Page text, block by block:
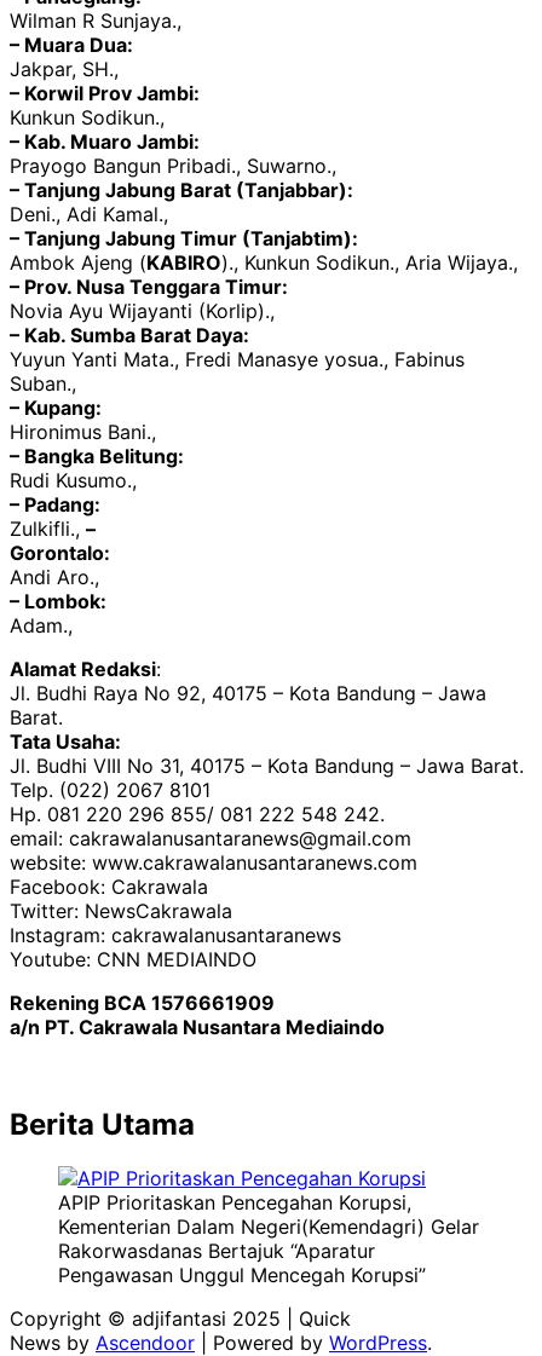
Wilman R Sunjaya.,
– Muara Dua:
Jakpar, SH.,
– Korwil Prov Jambi:
Kunkun Sodikun.,
– Kab. Muaro Jambi:
Prayogo Bangun Pribadi., Suwarno.,
– Tanjung Jabung Barat (Tanjabbar):
Deni., Adi Kamal.,
– Tanjung Jabung Timur (Tanjabtim):
Ambok Ajeng (KABIRO)., Kunkun Sodikun., Aria Wijaya.,
– Prov. Nusa Tenggara Timur:
Novia Ayu Wijayanti (Korlip).,
– Kab. Sumba Barat Daya:
Yuyun Yanti Mata., Fredi Manasye yosua., Fabinus
Suban.,
– Kupang:
Hironimus Bani.,
– Bangka Belitung:
Rudi Kusumo.,
– Padang:
Zulkifli., –
Gorontalo:
Andi Aro.,
– Lombok:
Adam.,
Alamat Redaksi:
Jl. Budhi Raya No 92, 40175 – Kota Bandung – Jawa
Barat.
Tata Usaha:
Jl. Budhi VIII No 31, 40175 – Kota Bandung – Jawa Barat.
Telp. (022) 2067 8101
Hp. 081 220 296 855/ 081 222 548 242.
email: cakrawalanusantaranews@gmail.com
website: www.cakrawalanusantaranews.com
Facebook: Cakrawala
Twitter: NewsCakrawala
Instagram: cakrawalanusantaranews
Youtube: CNN MEDIAINDO
Rekening BCA 1576661909
a/n PT. Cakrawala Nusantara Mediaindo
Berita Utama
APIP Prioritaskan Pencegahan Korupsi,
Kementerian Dalam Negeri(Kemendagri) Gelar
Rakorwasdanas Bertajuk “Aparatur
Pengawasan Unggul Mencegah Korupsi”
Copyright © adjifantasi 2025 | Quick
News by Ascendoor | Powered by WordPress.